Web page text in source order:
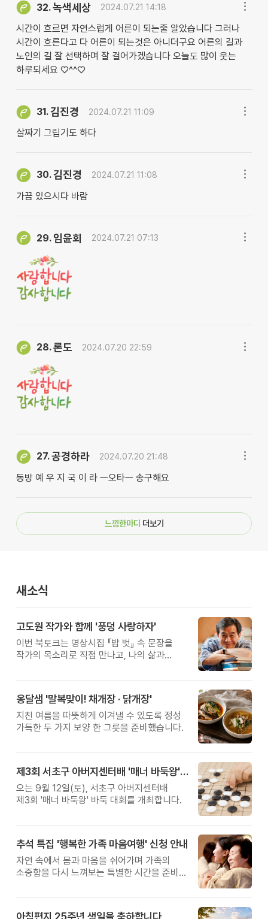
32.녹색세상 2024.07.21 14:18
시간이 흐르면 자연스럽게 어른이 되는줄 알았습니다 그러나
시간이 흐른다고 다 어른이 되는것은 아니더구요 어른의 길과
노인의 길 잘 선택하며 잘 걸어가겠습니다 오늘도 많이 웃는
하루되세요 ♡^^♡
31.김진경 2024.07.21 11:09
살짜기 그립기도 하다
30.김진경 2024.07.21 11:08
가끔 있으시다 바람
29. 임윤회 2024.07.21 07:13
28.론도 2024.07.20 22:59
27.공경하라 2024.07.20 21:48
동방 예 우 지 국 이 라 ㅡ오타ㅡ 송구해요
느낌한마디 더보기
새소식
고도원 작가와 함께 '풍덩 사랑하자'
이번 북토크는 명상시집 『밥 벗』 속 문장을
작가의 목소리로 직접 만나고, 나의 삶과
옹달샘 '말복맞이! 채개장 · 닭개장'
지친 여름을 따뜻하게 이겨낼 수 있도록 정성
가득한 두 가지 보양 한 그릇을 준비했습니다.
제3회 서초구 아버지센터배 '매너 바둑왕' 대회
오는 9월 12일(토), 서초구 아버지센터배
제3회 '매너 바둑왕' 바둑 대회를 개최합니다.
추석 특집 '행복한 가족 마음여행' 신청 안내
자연 속에서 몸과 마음을 쉬어가며 가족의
소중함을 다시 느껴보는 특별한 시간을 준비해
아침편지 25주년 생일을 축하합니다